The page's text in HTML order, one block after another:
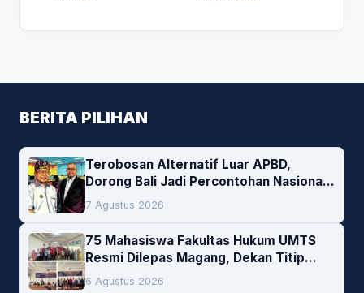
BERITA PILIHAN
Terobosan Alternatif Luar APBD,
Dorong Bali Jadi Percontohan Nasional
Pembiayaan Daerah
7 Agustus 2026
75 Mahasiswa Fakultas Hukum UMTS
Resmi Dilepas Magang, Dekan Titip
Empat Pesan Penting
6 Agustus 2026